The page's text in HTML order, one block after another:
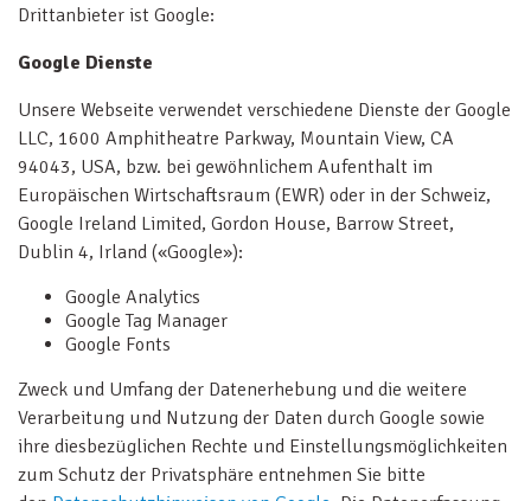
Drittanbieter ist Google:
Google Dienste
Unsere Webseite verwendet verschiedene Dienste der Google
LLC, 1600 Amphitheatre Parkway, Mountain View, CA
94043, USA, bzw. bei gewöhnlichem Aufenthalt im
Europäischen Wirtschaftsraum (EWR) oder in der Schweiz,
Google Ireland Limited, Gordon House, Barrow Street,
Dublin 4, Irland («Google»):
Google Analytics
Google Tag Manager
Google Fonts
Zweck und Umfang der Datenerhebung und die weitere
Verarbeitung und Nutzung der Daten durch Google sowie
ihre diesbezüglichen Rechte und Einstellungsmöglichkeiten
zum Schutz der Privatsphäre entnehmen Sie bitte